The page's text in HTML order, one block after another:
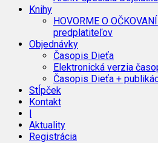
Knihy
HOVORME O
predplatiteľov
Objednávky
Časopis Dieťa
Elektronická verzia
Časopis Dieťa +
Stĺpček
Kontakt
|
Aktuality
Registrácia